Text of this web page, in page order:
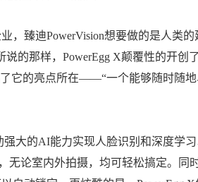
，臻迪PowerVision想要做的是人类
的那样，PowerEgg X颠覆性的开创
它的亮点所在——“一个能够随时随
大的AI能力实现人脸识别和深度学
无论室内外拍摄，均可轻松搞定。同